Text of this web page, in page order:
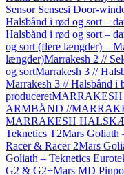
Sensor Sensesi Door-
Halsbånd i rød og sort –
Halsbånd i rød og sort –
og sort (flere længder) –
længder)Marrakesh 2 //
og sortMarrakesh 3 //
Marrakesh 3 // Halsbånd i
produceret
ARMBÅND //
MARRAKESH
Teknetics T2Mars Goliath
Racer & Racer 2Mars
Goliath – Teknetics
G2 & G2+Mars MD